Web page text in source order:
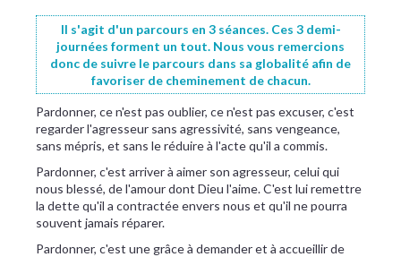
Il s'agit d'un parcours en 3 séances. Ces 3 demi-
journées forment un tout. Nous vous remercions
donc de suivre le parcours dans sa globalité afin de
favoriser de cheminement de chacun.
Pardonner, ce n'est pas oublier, ce n'est pas excuser, c'est
regarder l'agresseur sans agressivité, sans vengeance,
sans mépris, et sans le réduire à l'acte qu'il a commis.
Pardonner, c'est arriver à aimer son agresseur, celui qui
nous blessé, de l'amour dont Dieu l'aime. C'est lui remettre
la dette qu'il a contractée envers nous et qu'il ne pourra
souvent jamais réparer.
Pardonner, c'est une grâce à demander et à accueillir de